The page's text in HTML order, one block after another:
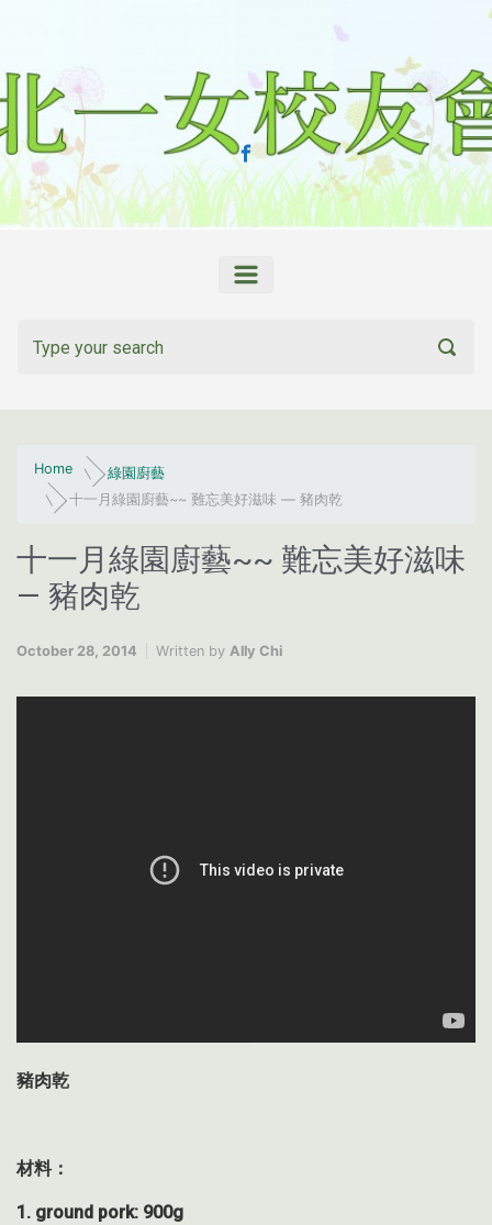
Home
綠園廚藝
十一月綠園廚藝~~ 難忘美好滋味 — 豬肉乾
十一月綠園廚藝~~ 難忘美好滋味
— 豬肉乾
October 28, 2014 Written by Ally Chi
豬肉乾
材料：
1. ground pork: 900g